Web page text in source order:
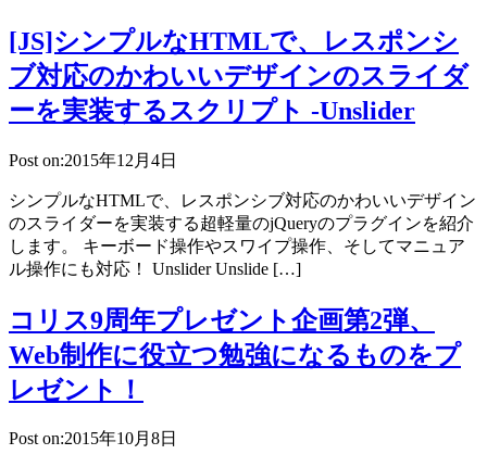
[JS]シンプルなHTMLで、レスポンシ
ブ対応のかわいいデザインのスライダ
ーを実装するスクリプト -Unslider
Post on:2015年12月4日
シンプルなHTMLで、レスポンシブ対応のかわいいデザイン
のスライダーを実装する超軽量のjQueryのプラグインを紹介
します。 キーボード操作やスワイプ操作、そしてマニュア
ル操作にも対応！ Unslider Unslide […]
コリス9周年プレゼント企画第2弾、
Web制作に役立つ勉強になるものをプ
レゼント！
Post on:2015年10月8日